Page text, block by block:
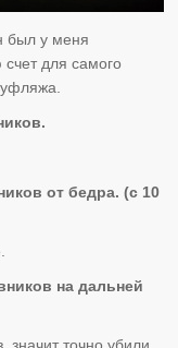
был у меня
для самого
от бедра. (с 10
на дальней
точно убили